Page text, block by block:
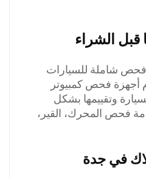
الشراء
شاملة للسيارات
أجهزة فحص كمبيوتر
وتقييمها بشكل
فحص المحرك، القير،
في جدة